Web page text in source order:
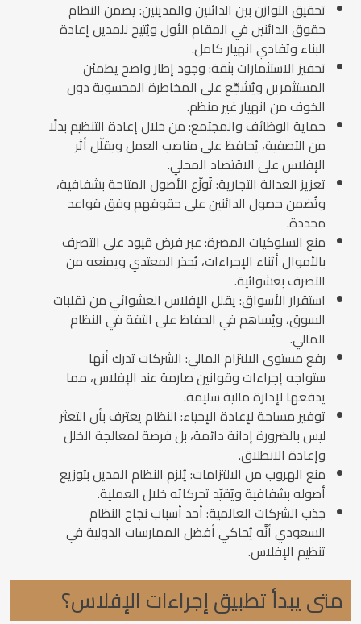
تحقيق التوازن بين الدائنين والمدينين: يضمن النظام
حقوق الدائنين في المقام الأول ويُتيح للمدين إعادة
البناء وتفادي انهيار كامل.
تحفيز الاستثمارات بثقة: وجود إطار واضح يطمئن
المستثمرين ويُشجّع على المخاطرة المحسوبة دون
الخوف من انهيار غير منظم.
حماية الوظائف والمجتمع: من خلال إعادة التنظيم بدلًا
من التصفية، يُحافظ على مناصب العمل ويقلّل أثر
الإفلاس على الاقتصاد المحلي.
تعزيز العدالة التجارية: تُوزّع الأصول المتاحة بشفافية،
وتُضمن حصول الدائنين على حقوقهم وفق قواعد
محددة.
منع السلوكيات المضرة: عبر فرض قيود على التصرف
بالأموال أثناء الإجراءات، يُحذر المعتدي ويمنعه من
التصرف بعشوائية.
استقرار الأسواق: يقلل الإفلاس العشوائي من تقلبات
السوق، ويُساهم في الحفاظ على الثقة في النظام
المالي.
رفع مستوى الالتزام المالي: الشركات تدرك أنها
ستواجه إجراءات وقوانين صارمة عند الإفلاس، مما
يدفعها لإدارة مالية سليمة.
توفير مساحة لإعادة الإحياء: النظام يعترف بأن التعثر
ليس بالضرورة إدانة دائمة، بل فرصة لمعالجة الخلل
وإعادة الانطلاق.
منع الهروب من الالتزامات: يُلزم النظام المدين بتوزيع
أصوله بشفافية ويُقيّد تحركاته خلال العملية.
جذب الشركات العالمية: أحد أسباب نجاح النظام
السعودي أنَّه يُحاكي أفضل الممارسات الدولية في
تنظيم الإفلاس.
متى يبدأ تطبيق إجراءات الإفلاس؟